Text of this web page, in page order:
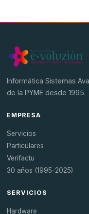
Software
SAGE
BDP
Informática Sistemas
de la PYME desde 1995.
EMPRESA
Servicios
Particulares
Verifactu
30 años (1995-2025)
SERVICIOS
Hardware